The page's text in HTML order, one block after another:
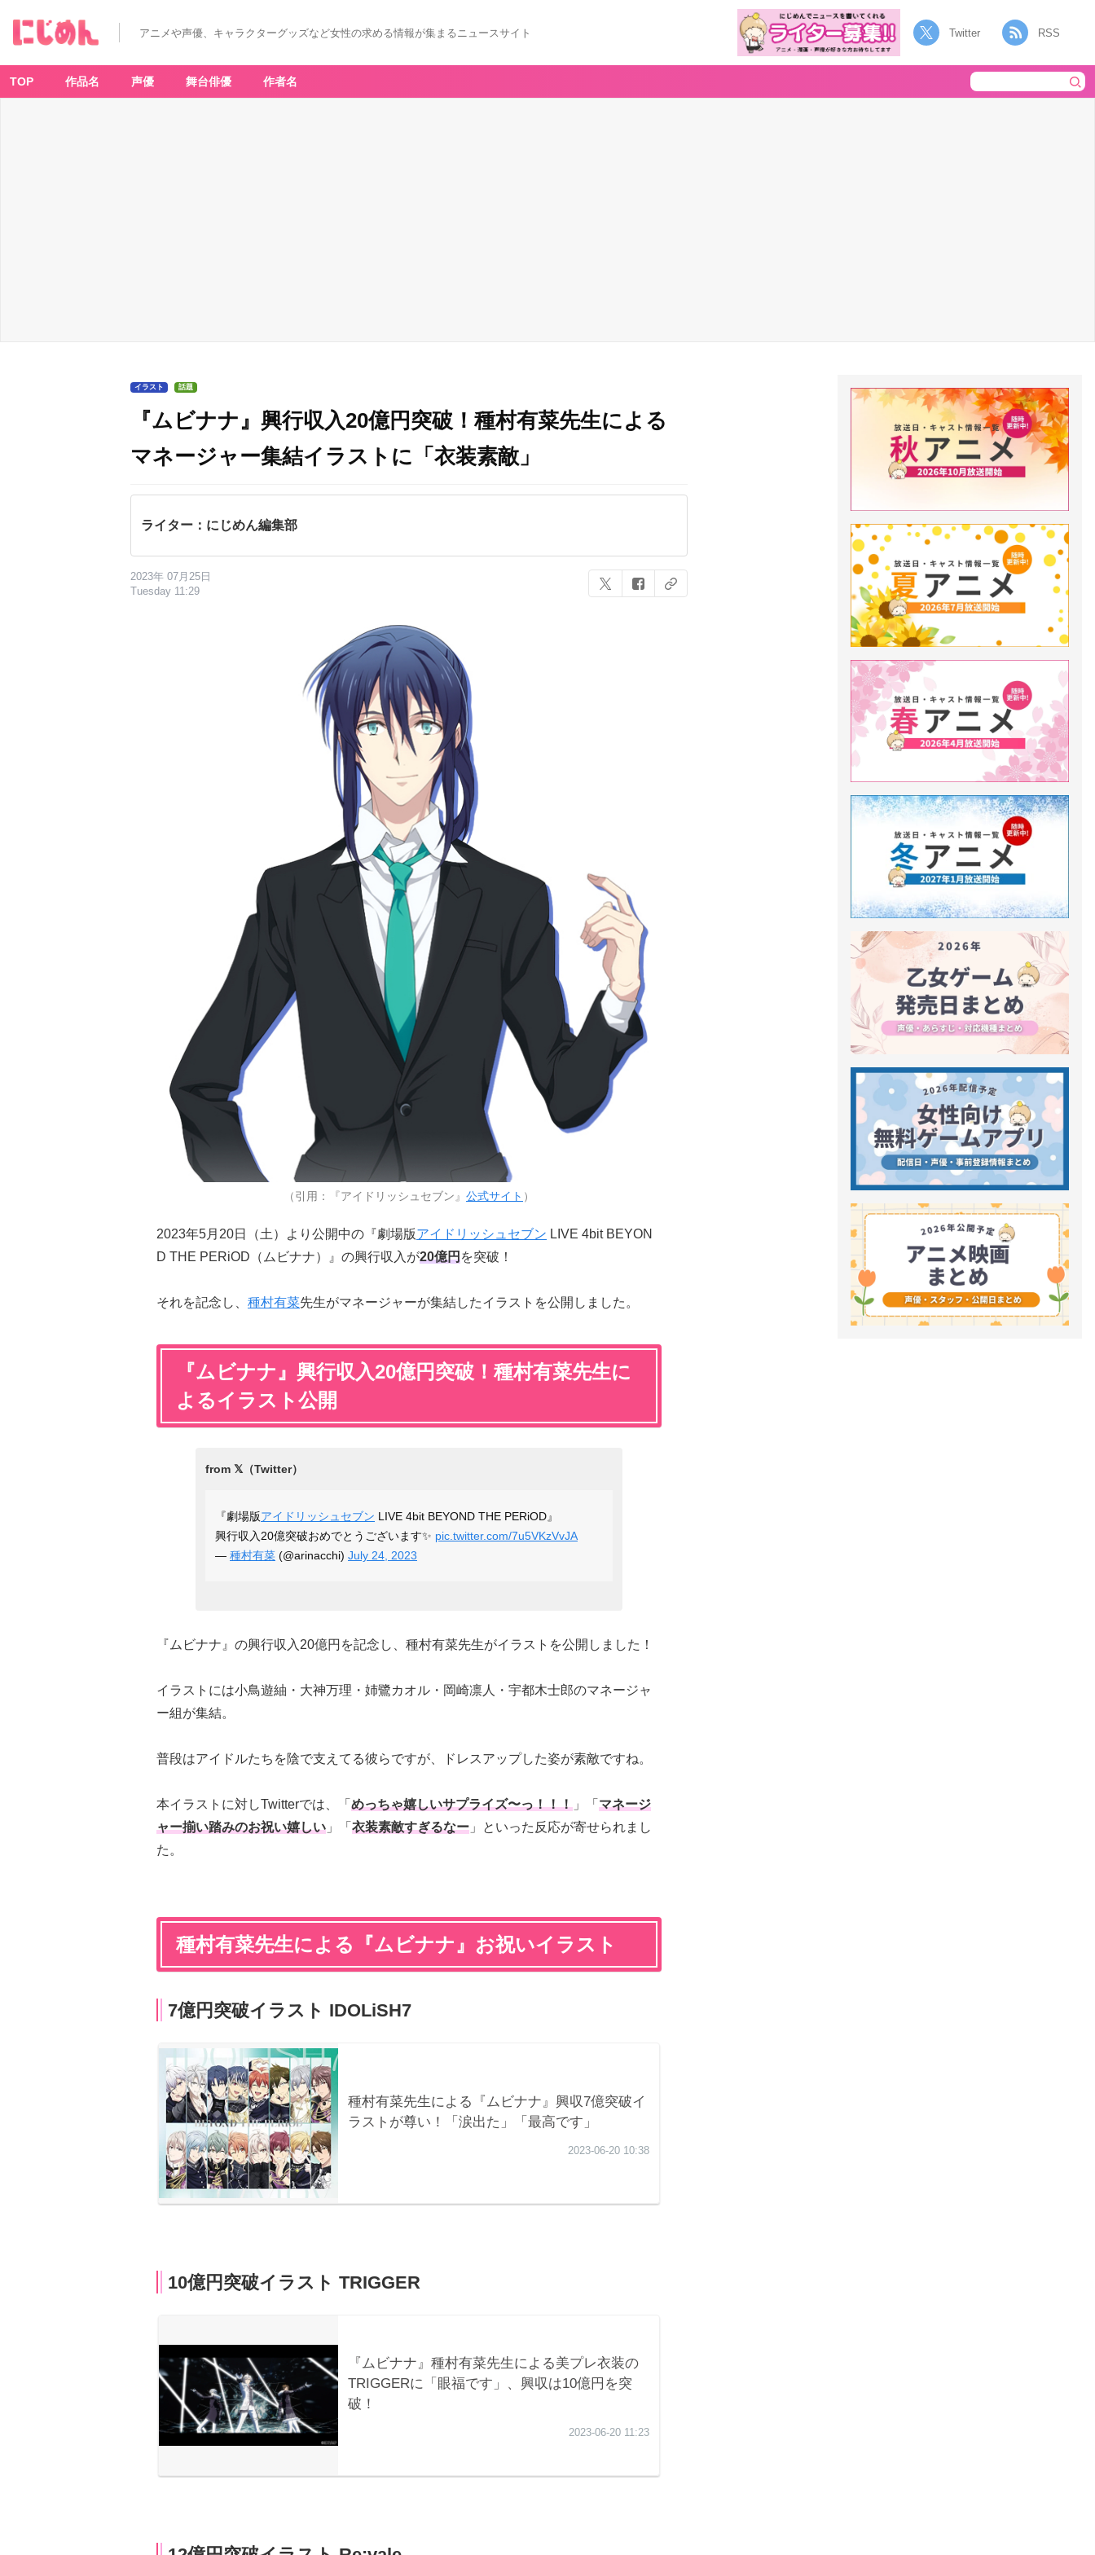
アニメや声優、キャラクターグッズなど女性の求める情報が集まるニュースサイト Twitter RSS
TOP 作品名 声優 舞台俳優 作者名
イラスト 話題
『ムビナナ』興行収入20億円突破！種村有菜先生による
マネージャー集結イラストに「衣装素敵」
ライター：にじめん編集部
2023年 07月25日
Tuesday 11:29
（引用：『アイドリッシュセブン』 公式サイト ）
2023年5月20日（土）より公開中の『劇場版アイドリッシュセブン LIVE 4bit BEYON
D THE PERiOD（ムビナナ）』の興行収入が20億円を突破！
それを記念し、 種村有菜先生がマネージャーが集結したイラストを公開しました。
『ムビナナ』興行収入20億円突破！種村有菜先生に
よるイラスト公開
『劇場版アイドリッシュセブン LIVE 4bit BEYOND THE PERiOD』
興行収入20億突破おめでとうございます✨ pic.twitter.com/7u5VKzVvJA
— 種村有菜 (@arinacchi) July 24, 2023
『ムビナナ』の興行収入20億円を記念し、種村有菜先生がイラストを公開しました！
イラストには小鳥遊紬・大神万理・姉鷺カオル・岡崎凛人・宇都木士郎のマネージャ
ー組が集結。
普段はアイドルたちを陰で支えてる彼らですが、ドレスアップした姿が素敵ですね。
本イラストに対しTwitterでは、「 めっちゃ嬉しいサプライズ〜っ！！！ 」「 マネージ
ャー揃い踏みのお祝い嬉しい 」「 衣装素敵すぎるなー 」といった反応が寄せられまし
た。
種村有菜先生による『ムビナナ』お祝いイラスト
7億円突破イラスト IDOLiSH7
10億円突破イラスト TRIGGER